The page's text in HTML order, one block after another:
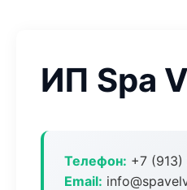
ИП Spa
Телефон: +7
Email: